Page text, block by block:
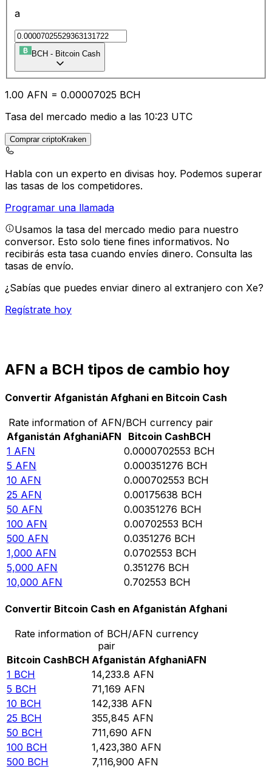
a
BCH - Bitcoin Cash
1.00 AFN = 0.00007025 BCH
Tasa del mercado medio a las 10:23 UTC
Comprar criptoKraken
Habla con un experto en divisas hoy. Podemos superar
las tasas de los competidores.
Programar una llamada
Usamos la tasa del mercado medio para nuestro
conversor. Esto solo tiene fines informativos. No
recibirás esta tasa cuando envíes dinero. Consulta las
tasas de envío.
¿Sabías que puedes enviar dinero al extranjero con Xe?
Regístrate hoy
AFN a BCH tipos de cambio hoy
Convertir Afganistán Afghani en Bitcoin Cash
Rate information of AFN/BCH currency pair
Afganistán AfghaniAFN Bitcoin CashBCH
1 AFN 0.0000702553 BCH
5 AFN 0.000351276 BCH
10 AFN 0.000702553 BCH
25 AFN 0.00175638 BCH
50 AFN 0.00351276 BCH
100 AFN 0.00702553 BCH
500 AFN 0.0351276 BCH
1,000 AFN 0.0702553 BCH
5,000 AFN 0.351276 BCH
10,000 AFN 0.702553 BCH
Convertir Bitcoin Cash en Afganistán Afghani
Rate information of BCH/AFN currency
pair
Bitcoin CashBCH Afganistán AfghaniAFN
1 BCH 14,233.8 AFN
5 BCH 71,169 AFN
10 BCH 142,338 AFN
25 BCH 355,845 AFN
50 BCH 711,690 AFN
100 BCH 1,423,380 AFN
500 BCH 7,116,900 AFN